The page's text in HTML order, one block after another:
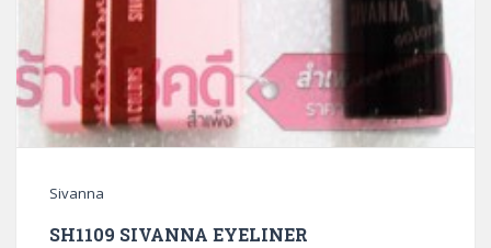
Sivanna
SH1109 SIVANNA EYELINER